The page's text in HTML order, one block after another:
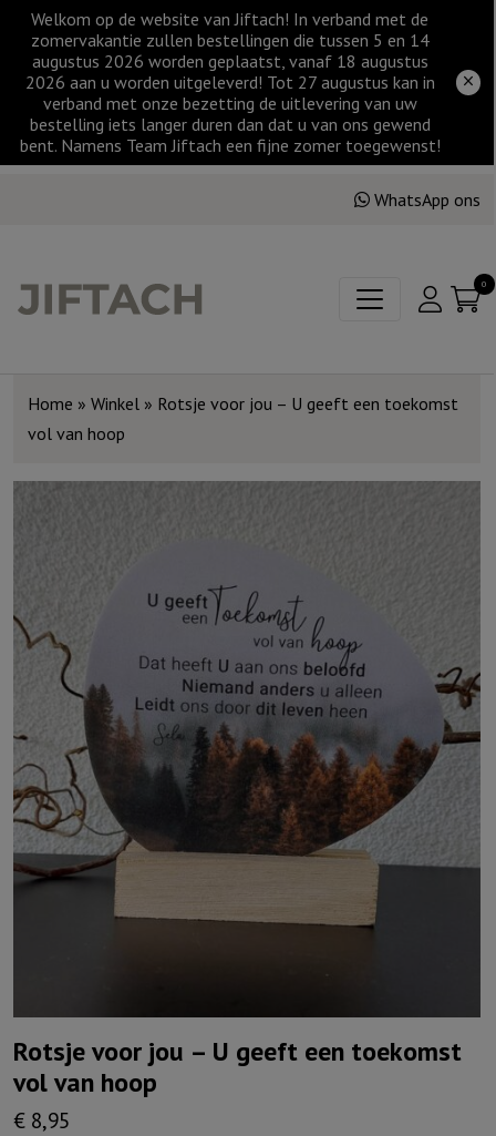
Welkom op de website van Jiftach! In verband met de
zomervakantie zullen bestellingen die tussen 5 en 14
augustus 2026 worden geplaatst, vanaf 18 augustus
2026 aan u worden uitgeleverd! Tot 27 augustus kan in
verband met onze bezetting de uitlevering van uw
bestelling iets langer duren dan dat u van ons gewend
bent. Namens Team Jiftach een fijne zomer toegewenst!
WhatsApp ons
0
Home » Winkel » Rotsje voor jou – U geeft een toekomst
vol van hoop
Rotsje voor jou – U geeft een toekomst
vol van hoop
€ 8,95